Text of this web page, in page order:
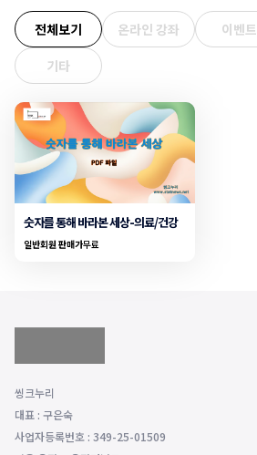
전체보기 온라인 강좌 이벤트
기타
숫자를 통해 바라본 세상-의료/건강
일반회원 판매가무료
씽크누리
대표 : 구은숙
사업자등록번호 : 349-25-01509